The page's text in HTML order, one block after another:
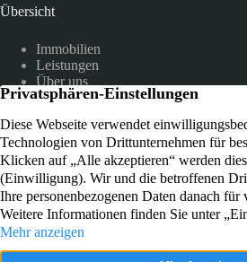
Übersicht
Immobilien
Leistungen
Über uns
Referenzen
Kontakt
Am Hammer 12
51503 Rösrath-Hoffnungsthal